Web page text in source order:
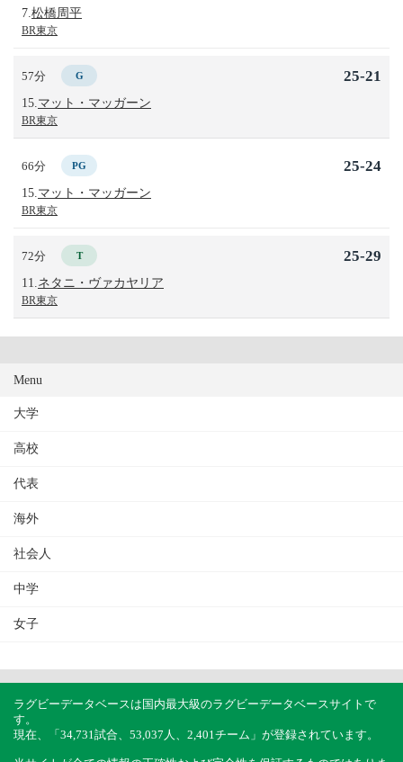
7. 松橋周平
BR東京
57分 G
15. マット・マッガーン
BR東京
25-21
66分 PG
15. マット・マッガーン
BR東京
25-24
72分 T
11. ネタニ・ヴァカヤリア
BR東京
25-29
Menu
大学
高校
代表
海外
社会人
中学
女子
ラグビーデータベースは国内最大級のラグビーデータベースサイトで
す。
現在、「34,731試合、53,037人、2,401チーム」が登録されています。